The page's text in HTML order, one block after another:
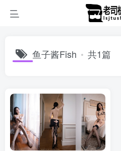
鱼子酱Fish 共1篇